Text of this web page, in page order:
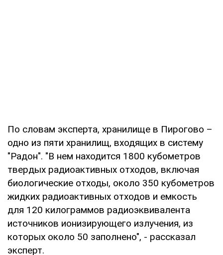
По словам эксперта, хранилище в Пирогово –
одно из пяти хранилищ, входящих в систему
"Радон". "В нем находится 1800 кубометров
твердых радиоактивных отходов, включая
биологические отходы, около 350 кубометров
жидких радиоактивных отходов и емкость
для 120 килограммов радиоэквивалента
источников ионизирующего излучения, из
которых около 50 заполнено", - рассказал
эксперт.